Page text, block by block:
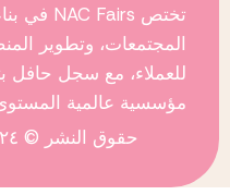
تختص NAC Fairs في
المجتمعات، وتطوير
للعملاء، مع سجل حافل
مؤسسية عالمية